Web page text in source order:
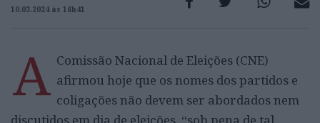
10.03.2024 às 16h41
A Comissão Nacional de Eleições (CNE)
afirmou hoje que os nomes dos partidos e
coligações não devem ser abordados nem
discutidos em dia de eleições, “sob pena de tal